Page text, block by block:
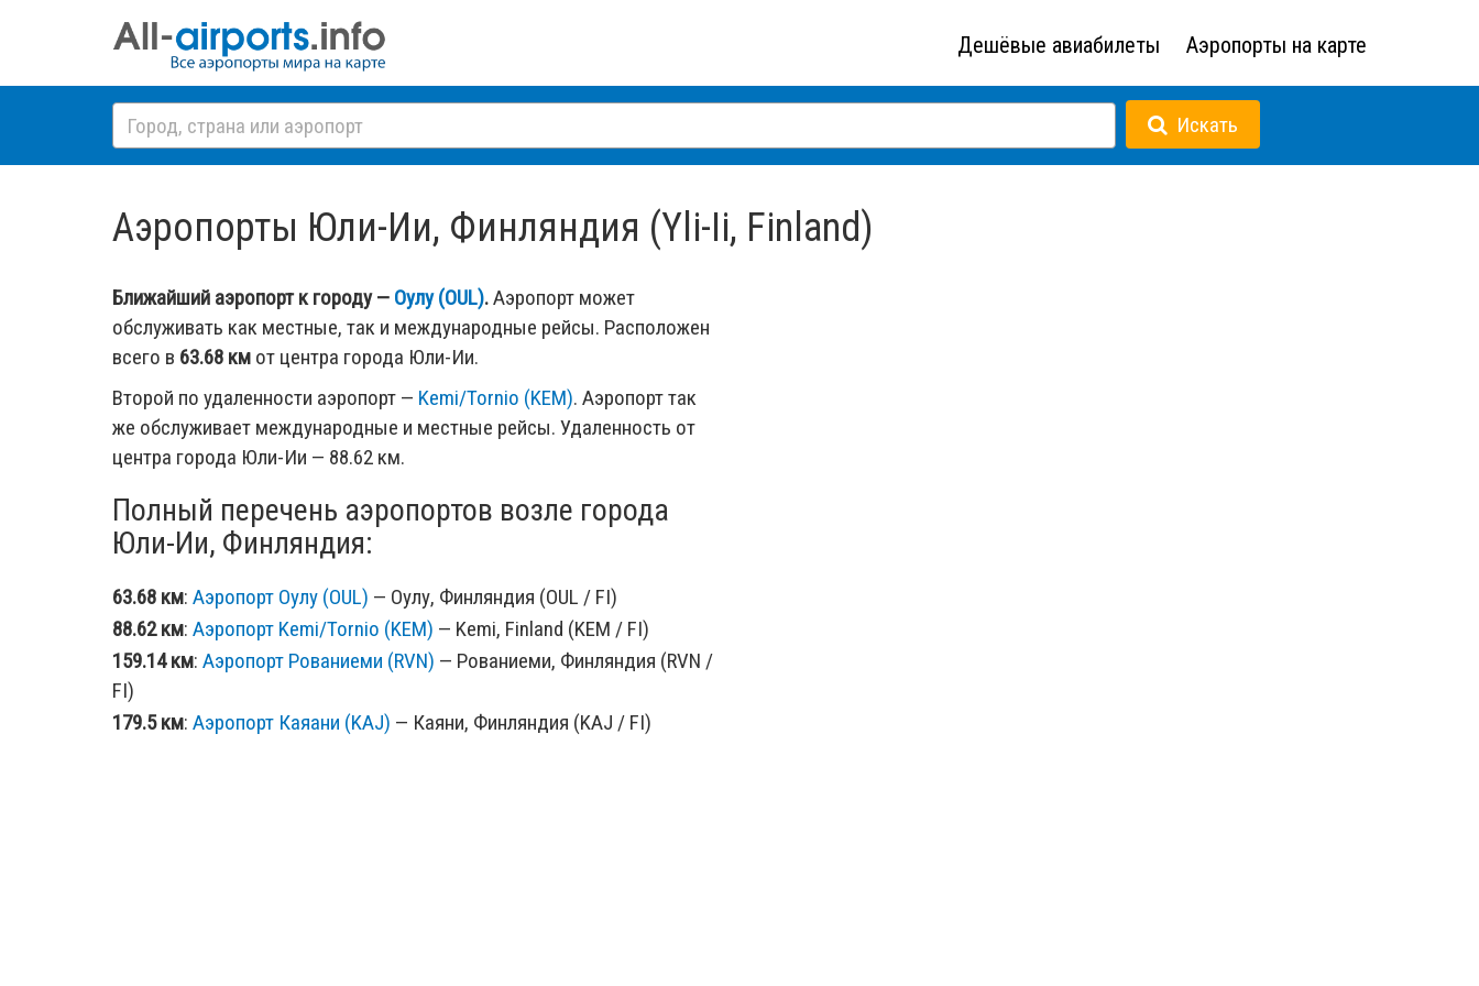
Дешёвые авиабилеты Аэропорты на карте
Искать
Аэропорты Юли-Ии, Финляндия (Yli-Ii, Finland)
Ближайший аэропорт к городу — Оулу (OUL).Аэропорт может
обслуживать как местные, так и международные рейсы. Расположен
всего в 63.68 км от центра города Юли-Ии.
Второй по удаленности аэропорт — Kemi/Tornio (KEM). Аэропорт так
же обслуживает международные и местные рейсы. Удаленность от
центра города Юли-Ии — 88.62 км.
Полный перечень аэропортов возле города
Юли-Ии, Финляндия:
63.68 км: Аэропорт Оулу (OUL) — Оулу, Финляндия (OUL / FI)
88.62 км: Аэропорт Kemi/Tornio (KEM) — Kemi, Finland (KEM / FI)
159.14 км: Аэропорт Рованиеми (RVN) — Рованиеми, Финляндия (RVN /
FI)
179.5 км: Аэропорт Каяани (KAJ) — Каяни, Финляндия (KAJ / FI)